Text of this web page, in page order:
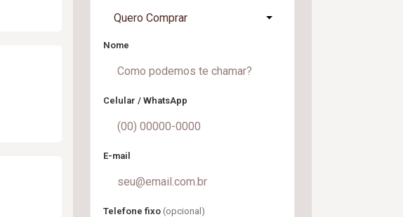
Quero Comprar
Nome
Celular / WhatsApp
E-mail
Telefone fixo (opcional)